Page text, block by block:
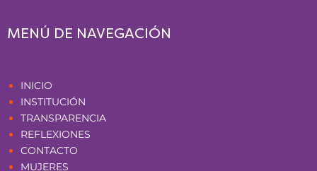
MENÚ DE NAVEGACIÓN
INICIO
INSTITUCIÓN
TRANSPARENCIA
REFLEXIONES
CONTACTO
MUJERES